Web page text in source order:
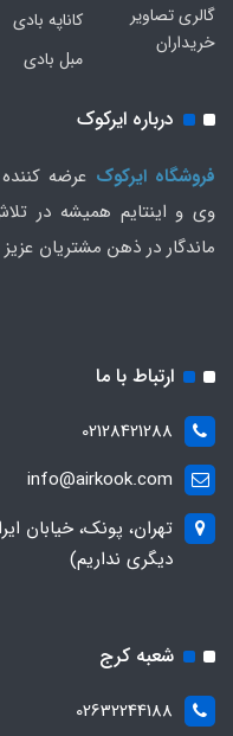
گالری تصاویر
خریداران
کاناپه بادی
مبل بادی
درباره ایرکوک
فروشگاه ایرکوک عرضه
وی و اینتایم همیشه در
ماندگار در ذهن مشتریان
ارتباط با ما
02128421288
info@airkook.com
دیگری نداریم)
شعبه کرج
02632244188